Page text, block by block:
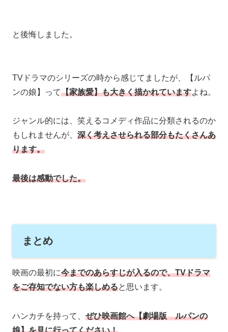
と後悔しました。
TVドラマのシリーズの時から感じてましたが、【ルパ
ンの娘】って【家族愛】も大きく描かれていますよね。
ジャンル的には、笑えるコメディ作品に分類されるのか
もしれませんが、 深く考えさせられる部分もたくさんあ
ります。
最後は感動でした。
まとめ
映画の最初に今までのあらすじが入るので、TVドラマ
をご存知でない方も楽しめると思います。
ハンカチを持って、 ぜひ映画館へ【劇場版 ルパンの
娘】を見に行ってください！